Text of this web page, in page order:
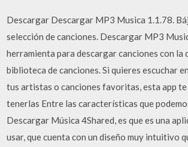
Descargar Descargar MP3 Musica 1.1.78.
selección de canciones. Descargar MP3
herramienta para descargar canciones con la
biblioteca de canciones. Si quieres escuchar
tus artistas o canciones favoritas, esta app te
tenerlas Entre las características que
Descargar Música 4Shared, es que es una
usar, que cuenta con un diseño muy intuitivo